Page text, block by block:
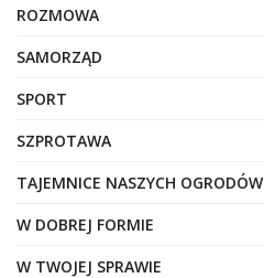
ROZMOWA
SAMORZĄD
SPORT
SZPROTAWA
TAJEMNICE NASZYCH OGRODÓW
W DOBREJ FORMIE
W TWOJEJ SPRAWIE